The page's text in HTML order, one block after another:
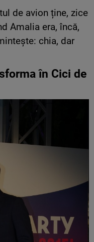
de avion ține, zice
Amalia era, încă,
chia, dar
în Cici de